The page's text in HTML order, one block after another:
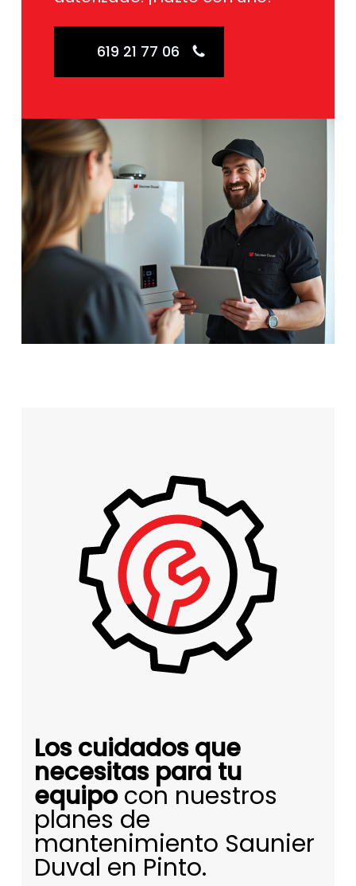
619 21 77 06
Los cuidados que
necesitas para tu
equipocon nuestros
planes de
mantenimiento Saunier
Duval en Pinto.